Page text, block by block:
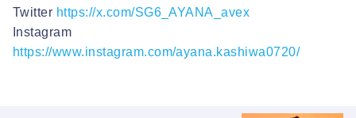
Twitter https://x.com/SG6_AYANA_avex
Instagram
https://www.instagram.com/ayana.kashiwa0720/